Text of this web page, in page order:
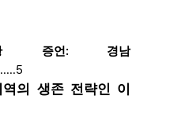
증언 : 경남
5
의 생존 전략인 이